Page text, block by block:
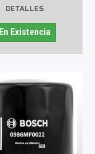
DETALLES
En Existencia